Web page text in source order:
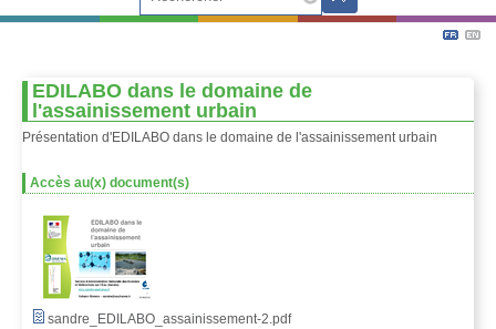
EDILABO dans le domaine de
l'assainissement urbain
Présentation d'EDILABO dans le domaine de l'assainissement urbain
Accès au(x) document(s)
sandre_EDILABO_assainissement-2.pdf